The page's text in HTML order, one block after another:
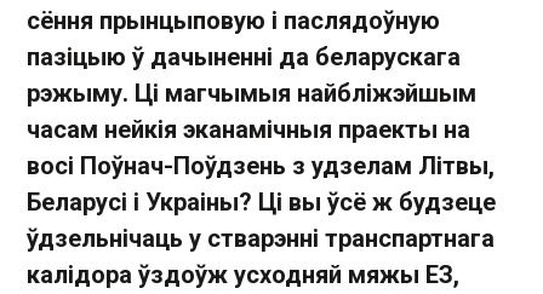
сёння прынцыповую і паслядоўную
пазіцыю ў дачыненні да беларускага
рэжыму. Ці магчымыя найбліжэйшым
часам нейкія эканамічныя праекты на
восі Поўнач-Поўдзень з удзелам Літвы,
Беларусі і Украіны? Ці вы ўсё ж будзеце
ўдзельнічаць у стварэнні транспартнага
калідора ўздоўж усходняй мяжы ЕЗ,